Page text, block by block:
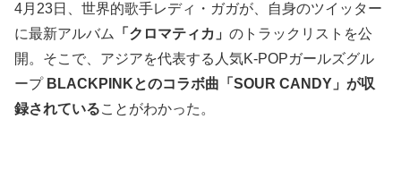
4月23日、世界的歌手レディ・ガガが、自身のツイッター
に最新アルバム
「クロマティカ」 のトラックリストを公
開。そこで、アジアを代表する人気K-POPガールズグル
ープ BLACKPINKとのコラボ曲「SOUR CANDY」が収
録されていることがわかった。